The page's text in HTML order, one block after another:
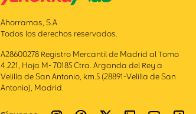
Ahorramas, S.A
Todos los derechos reservados.
A28600278 Registro Mercantil de Madrid al Tomo
4.221, Hoja M- 70185 Ctra. Arganda del Rey a
Velilla de San Antonio, km.5 (28891-Velilla de San
Antonio), Madrid.